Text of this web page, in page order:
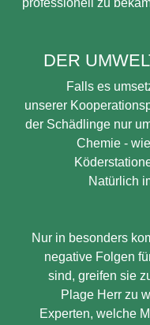
professionell zu
DER
Falls es
unserer
der Schädlinge nur
Chemie -
Natürlich
Nur in besonders
negative Folgen
sind, greifen sie
Plage Herr zu
Experten, welche